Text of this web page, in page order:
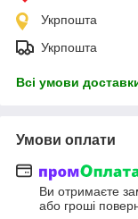
Укрпошта
Укрпошта
Всі умови
Умови оплати
Ви отримаєте
або гроші